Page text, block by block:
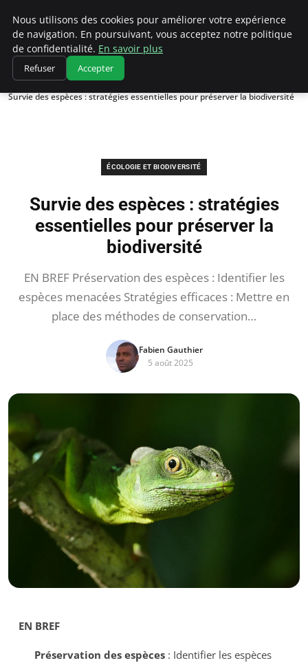
Climatedebtagents
Accueil
Écologie et Biodiversité
Survie des espèces : stratégies essentielles pour préserver la biodiversité
ÉCOLOGIE ET BIODIVERSITÉ
Survie des espèces : stratégies
essentielles pour préserver la
biodiversité
EN BREF Préservation des espèces : Identifier les
espèces menacées Stratégies efficaces : Mettre en
place des méthodes de conservation…
Fabien Gauthier
5 août 2025
EN BREF
Préservation des espèces: Identifier les espèces
Nous utilisons des cookies pour améliorer votre expérience
de navigation. En poursuivant, vous acceptez notre politique
de confidentialité. En savoir plus
Refuser Accepter